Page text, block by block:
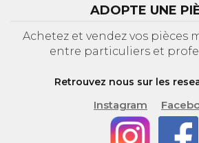
ADOPTE UNE
Achetez et vendez vos pièces
entre particuliers et
Retrouvez nous sur les
Instagram